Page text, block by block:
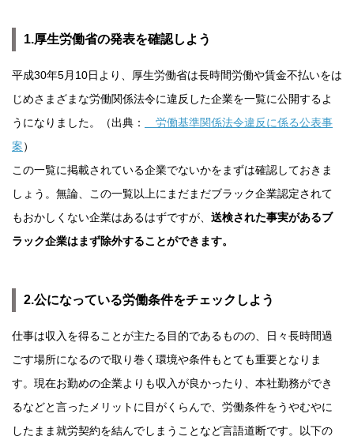
1.厚生労働省の発表を確認しよう
平成30年5月10日より、厚生労働省は長時間労働や賃金不払いをは
じめさまざまな労働関係法令に違反した企業を一覧に公開するよ
うになりました。（出典：
労働基準関係法令違反に係る公表事
案）
この一覧に掲載されている企業でないかをまずは確認しておきま
しょう。無論、この一覧以上にまだまだブラック企業認定されて
もおかしくない企業はあるはずですが、 送検された事実があるブ
ラック企業はまず除外することができます。
2.公になっている労働条件をチェックしよう
仕事は収入を得ることが主たる目的であるものの、日々長時間過
ごす場所になるので取り巻く環境や条件もとても重要となりま
す。現在お勤めの企業よりも収入が良かったり、本社勤務ができ
るなどと言ったメリットに目がくらんで、労働条件をうやむやに
したまま就労契約を結んでしまうことなど言語道断です。以下の